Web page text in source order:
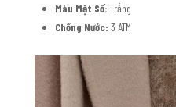
Màu Mặt Số: Trắng
Chống Nước: 3 ATM